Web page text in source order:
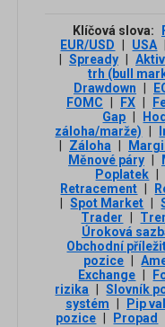
Klíčová slova:
EUR/USD
USA
Spready
trh (bull
Drawdown
FOMC
FX
Gap
záloha/marže)
Záloha
Měnové páry
Poplatek
Retracement
Spot Market
Trader
Úroková
Obchodní
pozice
Exchange
rizika
Slovník
systém
Pip
pozice
Propad